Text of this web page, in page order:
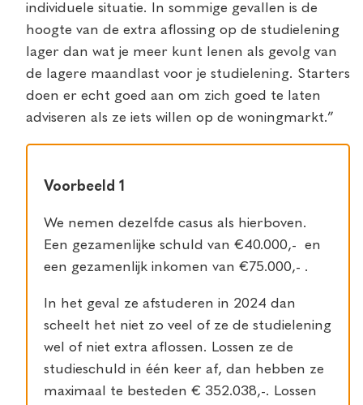
individuele situatie. In sommige gevallen is de
hoogte van de extra aflossing op de studielening
lager dan wat je meer kunt lenen als gevolg van
de lagere maandlast voor je studielening. Starters
doen er echt goed aan om zich goed te laten
adviseren als ze iets willen op de woningmarkt.”
Voorbeeld 1
We nemen dezelfde casus als hierboven.
Een gezamenlijke schuld van €40.000,- en
een gezamenlijk inkomen van €75.000,- .
In het geval ze afstuderen in 2024 dan
scheelt het niet zo veel of ze de studielening
wel of niet extra aflossen. Lossen ze de
studieschuld in één keer af, dan hebben ze
maximaal te besteden € 352.038,-. Lossen